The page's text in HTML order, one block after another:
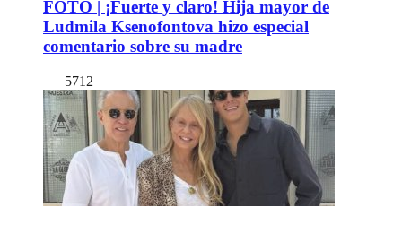
FOTO | ¡Fuerte y claro! Hija mayor de
Ludmila Ksenofontova hizo especial
comentario sobre su madre
5712